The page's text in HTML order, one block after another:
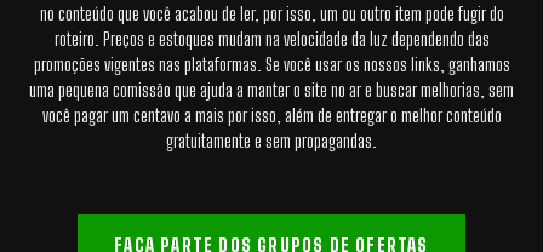
no conteúdo que você acabou de ler, por isso, um ou outro item pode fugir do
roteiro. Preços e estoques mudam na velocidade da luz dependendo das
promoções vigentes nas plataformas. Se você usar os nossos links, ganhamos
uma pequena comissão que ajuda a manter o site no ar e buscar melhorias, sem
você pagar um centavo a mais por isso, além de entregar o melhor conteúdo
gratuitamente e sem propagandas.
FAÇA PARTE DOS GRUPOS DE OFERTAS